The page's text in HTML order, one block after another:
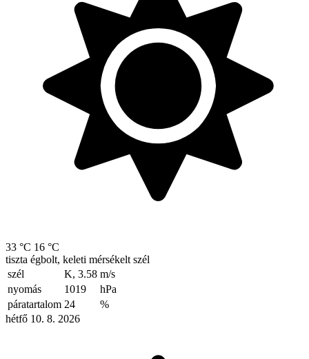
33 °C 16 °C
tiszta égbolt, keleti mérsékelt szél
szél
K, 3.58 m/s
nyomás
1019
hPa
páratartalom 24
%
hétfő 10. 8. 2026